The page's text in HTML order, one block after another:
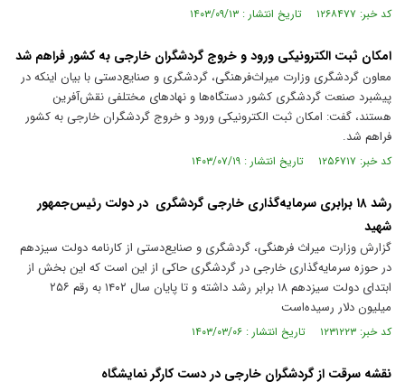
کد خبر: ۱۲۶۸۴۷۷ تاریخ انتشار : ۱۴۰۳/۰۹/۱۳
امکان ثبت الکترونیکی ورود و خروج گردشگران خارجی به کشور فراهم شد
معاون گردشگری وزارت میراث‌فرهنگی، گردشگری و صنایع‌دستی با بیان اینکه در
پیشبرد صنعت گردشگری کشور دستگاه‌ها و نهاد‌های مختلفی نقش‌آفرین
هستند، گفت: امکان ثبت الکترونیکی ورود و خروج گردشگران خارجی به کشور
فراهم شد.
کد خبر: ۱۲۵۶۷۱۷ تاریخ انتشار : ۱۴۰۳/۰۷/۱۹
رشد ۱۸ برابری سرمایه‌گذاری خارجی گردشگری در دولت رئیس‌جمهور
شهید
گزارش وزارت میراث فرهنگی، گردشگری و صنایع‌دستی از کارنامه دولت سیزدهم
در حوزه سرمایه‌گذاری خارجی در گردشگری حاکی از این است که این بخش از
ابتدای دولت سیزدهم ۱۸ برابر رشد داشته و تا پایان سال ۱۴۰۲ به رقم ۲۵۶
میلیون دلار رسیده‌است
کد خبر: ۱۲۳۱۲۲۳ تاریخ انتشار : ۱۴۰۳/۰۳/۰۶
نقشه سرقت از گردشگران خارجی در دست کارگر نمایشگاه